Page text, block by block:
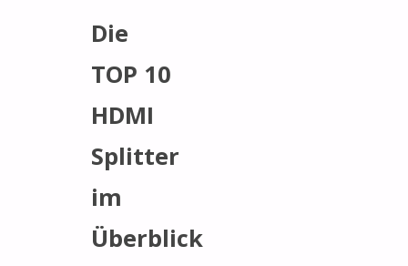
Die
TOP 10
HDMI
Splitter
im
Überblick